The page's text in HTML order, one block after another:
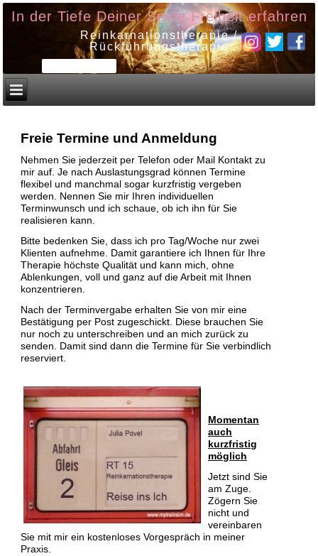
In der Tiefe Deiner Seele Freiheit erfahren
Reinkarnationstherapie /
Rückführungstherapie
Freie Termine und Anmeldung
Nehmen Sie jederzeit per Telefon oder Mail Kontakt zu
mir auf.Je nach Auslastungsgrad können Termine
flexibel und manchmal sogar kurzfristig vergeben
werden. Nennen Sie mir Ihren individuellen
Terminwunsch und ich schaue, ob ich ihn für Sie
realisieren kann.
Bitte bedenken Sie, dass ich pro Tag/Woche nur zwei
Klienten aufnehme. Damit garantiere ich Ihnen für Ihre
Therapie höchste Qualität und kann mich, ohne
Ablenkungen, voll und ganz auf die Arbeit mit Ihnen
konzentrieren.
Nach der Terminvergabe erhalten Sie von mir eine
Bestätigung per Post zugeschickt. Diese brauchen Sie
nur noch zu unterschreiben und an mich zurück zu
senden. Damit sind dann die Termine für Sie verbindlich
reserviert.
Momentan
auch
kurzfristig
möglich
Jetzt sind Sie
am Zuge.
Zögern Sie
nicht und
vereinbaren
Sie mit mir ein kostenloses Vorgespräch in meiner
Praxis.